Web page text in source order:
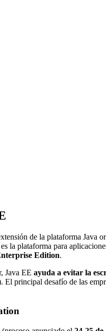
de la plataforma Java
la plataforma para
Edition.
Java EE ayuda a evitar la
El principal desafío de las